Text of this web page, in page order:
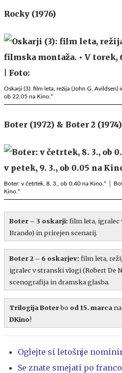
Rocky (1976)
Oskarji (3): film leta, režija (John G. Avildsen)
ob 22.05 na Kino.*
Boter (1972) & Boter 2 (1974)
Boter: v četrtek, 8. 3., ob 0.40 na Kino.* │
Kino.*
Boter – 3 oskarji:film leta,
Brando) in prirejen scenarij.
Boter 2 – 6 oskarjev:film leta,
igralec v stranski vlogi (Robert De
scenografija in dramska glasba.
Trilogija Boterbo od 15. marca
DKino!
Oglejte si letošnje
Se znate smejati po